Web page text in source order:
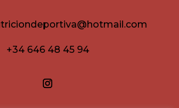
+34 646 48 45 94